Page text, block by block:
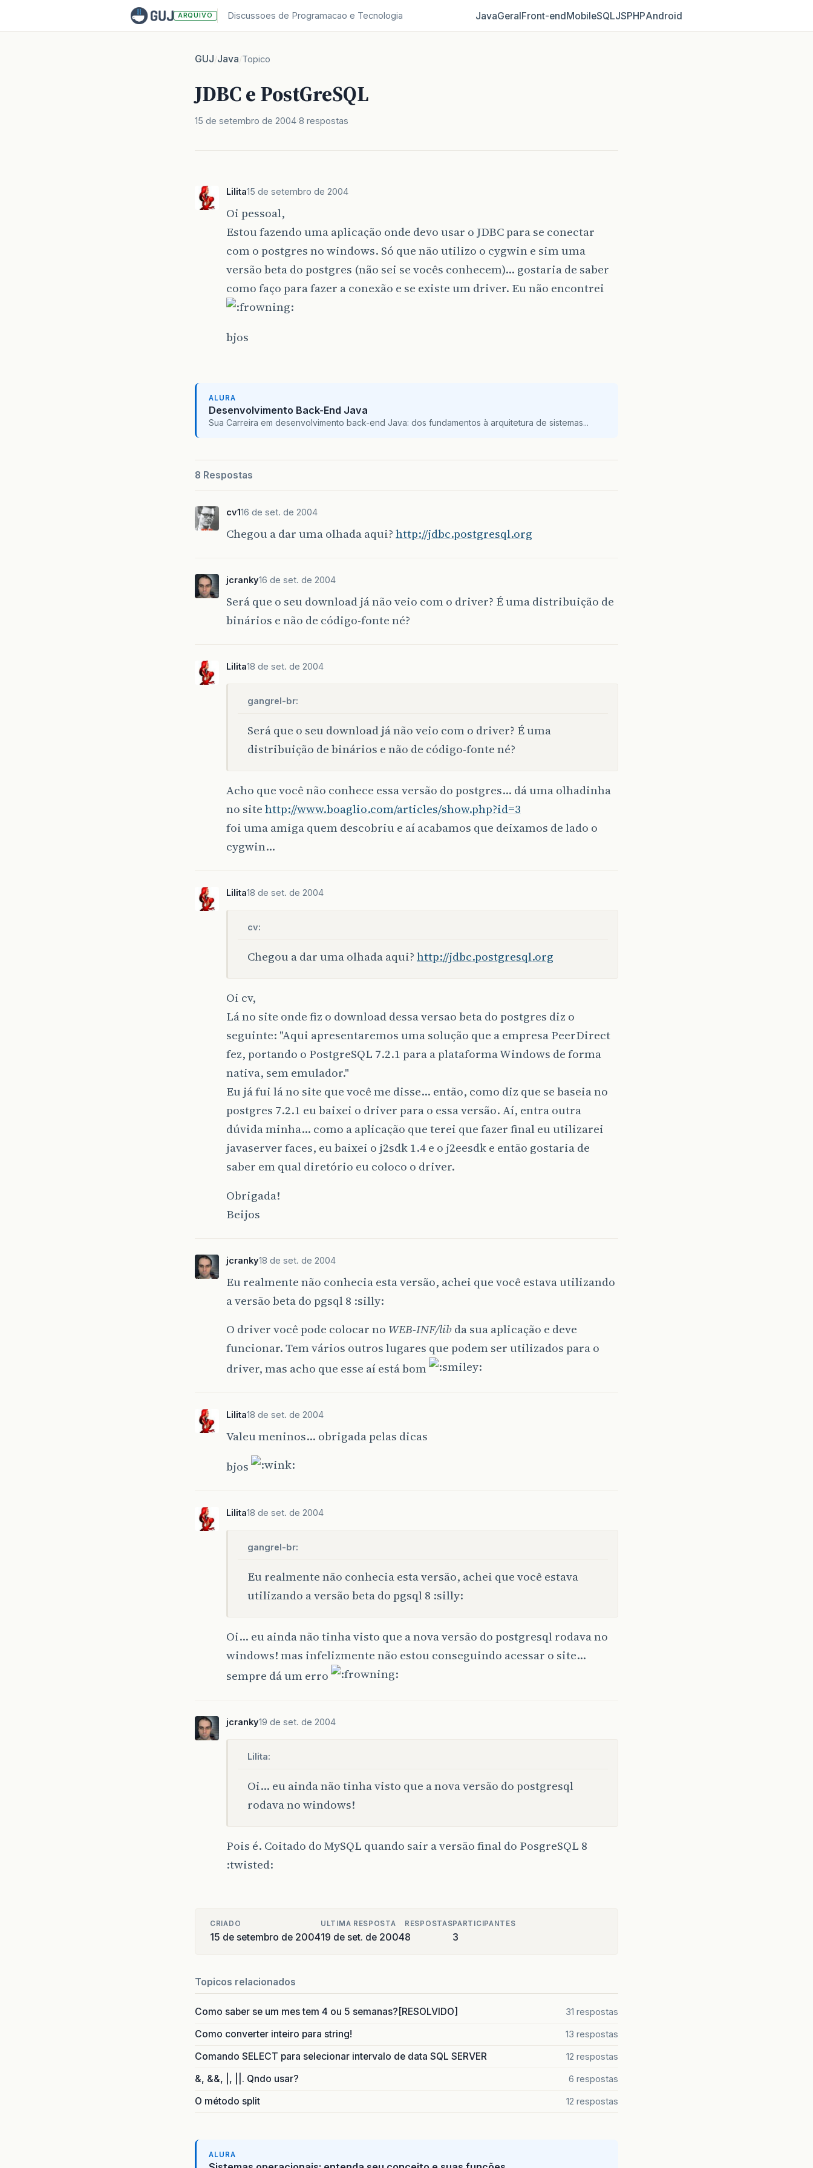
ARQUIVO Discussoes de Programacao e Tecnologia JavaGeralFront‑endMobileSQLJSPHPAndroid
GUJ/Java/Topico
JDBC e PostGreSQL
15 de setembro de 2004 8 respostas
Lilita15 de setembro de 2004
Oi pessoal,
Estou fazendo uma aplicação onde devo usar o JDBC para se conectar
com o postgres no windows. Só que não utilizo o cygwin e sim uma
versão beta do postgres (não sei se vocês conhecem)… gostaria de saber
como faço para fazer a conexão e se existe um driver. Eu não encontrei
bjos
ALURA
Desenvolvimento Back-End Java
Sua Carreira em desenvolvimento back-end Java: dos fundamentos à arquitetura de sistemas...
8 Respostas
cv116 de set. de 2004
Chegou a dar uma olhada aqui?http://jdbc.postgresql.org
jcranky16 de set. de 2004
Será que o seu download já não veio com o driver? É uma distribuição de
binários e não de código-fonte né?
Lilita18 de set. de 2004
gangrel-br:
Será que o seu download já não veio com o driver? É uma
distribuição de binários e não de código-fonte né?
Acho que você não conhece essa versão do postgres… dá uma olhadinha
no sitehttp://www.boaglio.com/articles/show.php?id=3
foi uma amiga quem descobriu e aí acabamos que deixamos de lado o
cygwin…
Lilita18 de set. de 2004
cv:
Chegou a dar uma olhada aqui?http://jdbc.postgresql.org
Oi cv,
Lá no site onde fiz o download dessa versao beta do postgres diz o
seguinte: "Aqui apresentaremos uma solução que a empresa PeerDirect
fez, portando o PostgreSQL 7.2.1 para a plataforma Windows de forma
nativa, sem emulador."
Eu já fui lá no site que você me disse… então, como diz que se baseia no
postgres 7.2.1 eu baixei o driver para o essa versão. Aí, entra outra
dúvida minha… como a aplicação que terei que fazer final eu utilizarei
javaserver faces, eu baixei o j2sdk 1.4 e o j2eesdk e então gostaria de
saber em qual diretório eu coloco o driver.
Obrigada!
Beijos
jcranky18 de set. de 2004
Eu realmente não conhecia esta versão, achei que você estava utilizando
a versão beta do pgsql 8 :silly:
O driver você pode colocar no WEB-INF/libda sua aplicação e deve
funcionar. Tem vários outros lugares que podem ser utilizados para o
driver, mas acho que esse aí está bom
Lilita18 de set. de 2004
Valeu meninos… obrigada pelas dicas
bjos
Lilita18 de set. de 2004
gangrel-br:
Eu realmente não conhecia esta versão, achei que você estava
utilizando a versão beta do pgsql 8 :silly:
Oi… eu ainda não tinha visto que a nova versão do postgresql rodava no
windows! mas infelizmente não estou conseguindo acessar o site…
sempre dá um erro
jcranky19 de set. de 2004
Lilita:
Oi… eu ainda não tinha visto que a nova versão do postgresql
rodava no windows!
Pois é. Coitado do MySQL quando sair a versão final do PosgreSQL 8
:twisted:
CRIADO
15 de setembro de 2004
ULTIMA RESPOSTA
19 de set. de 2004
RESPOSTAS
8
PARTICIPANTES
3
Topicos relacionados
Como saber se um mes tem 4 ou 5 semanas?[RESOLVIDO] 31 respostas
Como converter inteiro para string! 13 respostas
Comando SELECT para selecionar intervalo de data SQL SERVER 12 respostas
&, &&, |, ||. Qndo usar? 6 respostas
O método split 12 respostas
ALURA